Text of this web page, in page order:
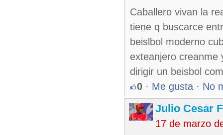
Caballero vivan la
tiene q buscarce
beislbol moderno
exteanjero creanme
dirigir un beisbol
0 · Me gusta · No
Julio Cesar
17 de marzo